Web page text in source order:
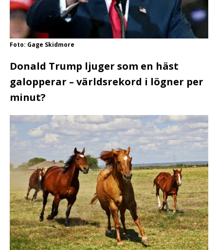
Foto: Gage Skidmore
Donald Trump ljuger som en häst
galopperar – världsrekord i lögner per
minut?